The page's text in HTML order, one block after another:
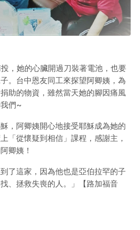
，她的心臟開過刀裝著電池，也要
。台中恩友同工來探望阿卿姨，為
助的物資，雖然當天她的腳因痛風
們~
，阿卿姨開心地接受耶穌成為她的
「從懷疑到相信」課程，感謝主，
卿姨！
了這家，因為他也是亞伯拉罕的子
、拯救失喪的人。」【路加福音